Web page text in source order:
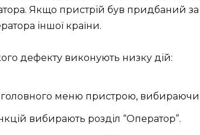
Якщо пристрій був придбаний
іншої країни.
дефекту виконують низку дій:
головного меню пристрою,
вибирають розділ “Оператор”.